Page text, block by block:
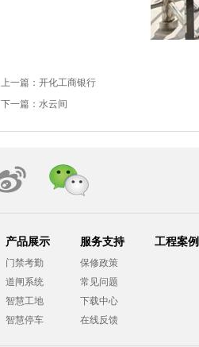
上一篇： 开化工商银行
下一篇： 水云间
产品展示
门禁考勤
道闸系统
智慧工地
智慧停车
服务支持
保修政策
常见问题
下载中心
在线反馈
工程案例